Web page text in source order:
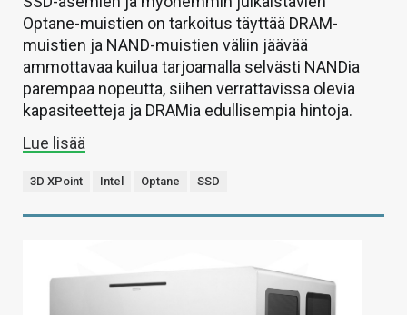
Optane-muistien on tarkoitus täyttää DRAM-
muistien ja NAND-muistien väliin jäävää
ammottavaa kuilua tarjoamalla selvästi NANDia
parempaa nopeutta, siihen verrattavissa olevia
kapasiteetteja ja DRAMia edullisempia hintoja.
Lue lisää
3D XPoint Intel Optane SSD